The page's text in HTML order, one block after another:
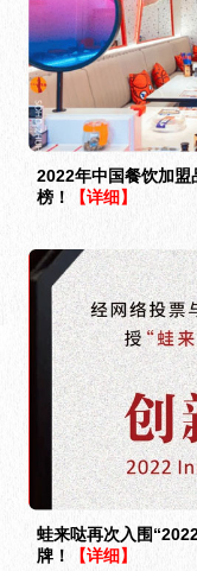
2022年中国餐饮加盟
榜！
【详细】
蛙来哒再次入围
牌！
【详细】